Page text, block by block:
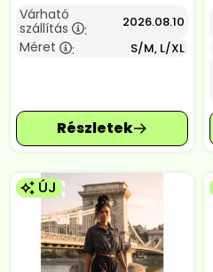
Várható
szállítás
: 2026.08.10
Méret : S/M, L/XL
ÚJ